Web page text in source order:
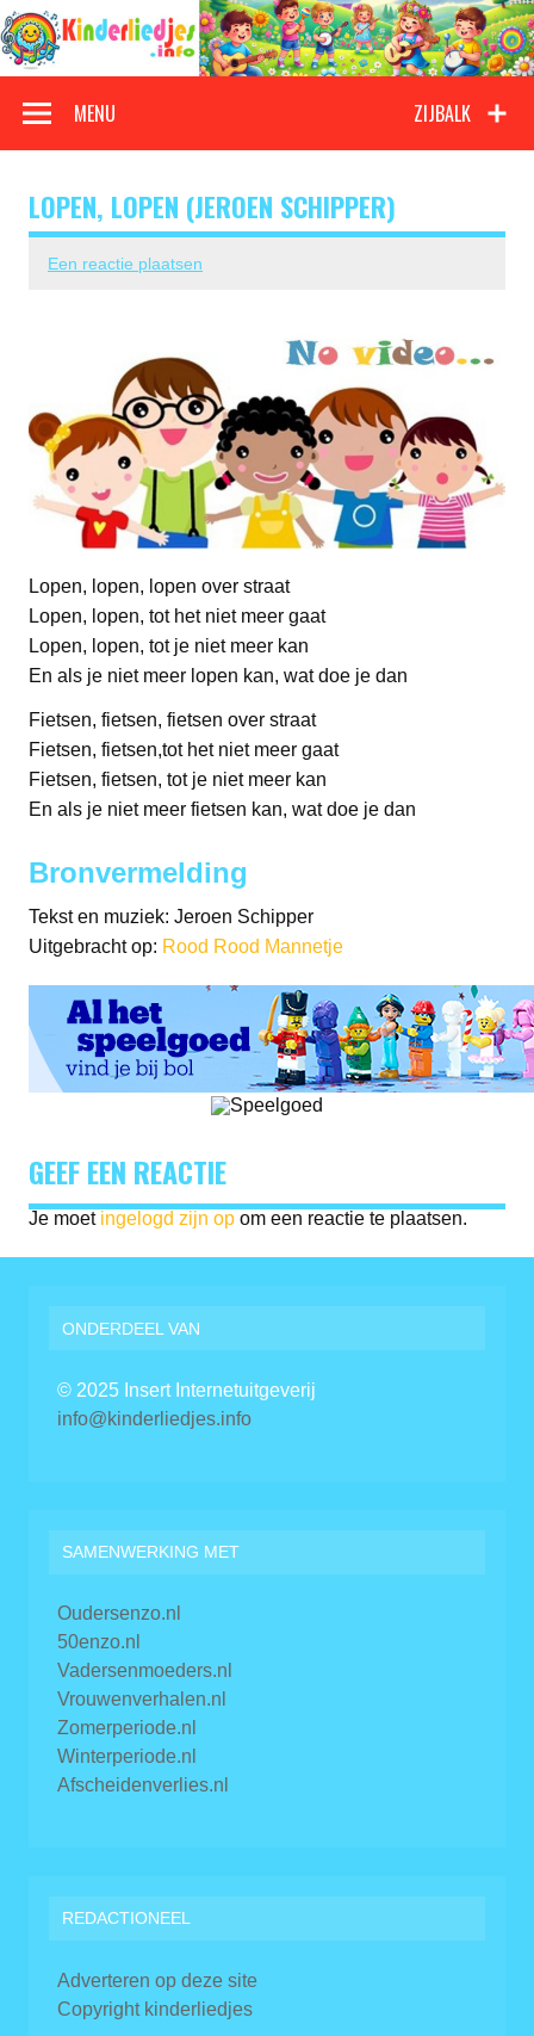
Doorgaan
naar
inhoud
Kinderliedjes
ZIJBALK
MENU
LOPEN, LOPEN (JEROEN SCHIPPER)
Een reactie plaatsen
Lopen, lopen, lopen over straat
Lopen, lopen, tot het niet meer gaat
Lopen, lopen, tot je niet meer kan
En als je niet meer lopen kan, wat doe je dan
Fietsen, fietsen, fietsen over straat
Fietsen, fietsen,tot het niet meer gaat
Fietsen, fietsen, tot je niet meer kan
En als je niet meer fietsen kan, wat doe je dan
Bronvermelding
Tekst en muziek: Jeroen Schipper
Uitgebracht op: Rood Rood Mannetje
GEEF EEN REACTIE
Je moet ingelogd zijn op om een reactie te plaatsen.
ONDERDEEL VAN
© 2025 Insert Internetuitgeverij
info@kinderliedjes.info
SAMENWERKING MET
Oudersenzo.nl
50enzo.nl
Vadersenmoeders.nl
Vrouwenverhalen.nl
Zomerperiode.nl
Winterperiode.nl
Afscheidenverlies.nl
REDACTIONEEL
Adverteren op deze site
Copyright kinderliedjes